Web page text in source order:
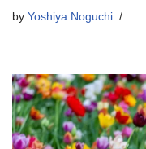
by Yoshiya Noguchi